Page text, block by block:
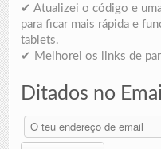
✔ Atualizei o código e
para ficar mais rápida e
tablets.
✔ Melhorei os links de
Ditados no Email
O
teu